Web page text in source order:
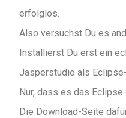
erfolglos.
Also versuchst Du es
Installierst Du erst ein
Jasperstudio als
Nur, dass es das
Die Download-Seite